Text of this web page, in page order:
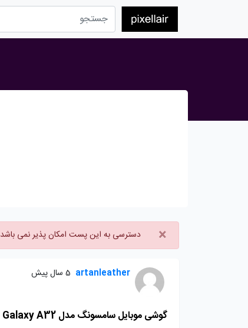
× دسترسی به این پست امکان پذیر نمی باشد
artanleather 5 سال پیش
گوشی موبایل سامسونگ مدل Galaxy A32